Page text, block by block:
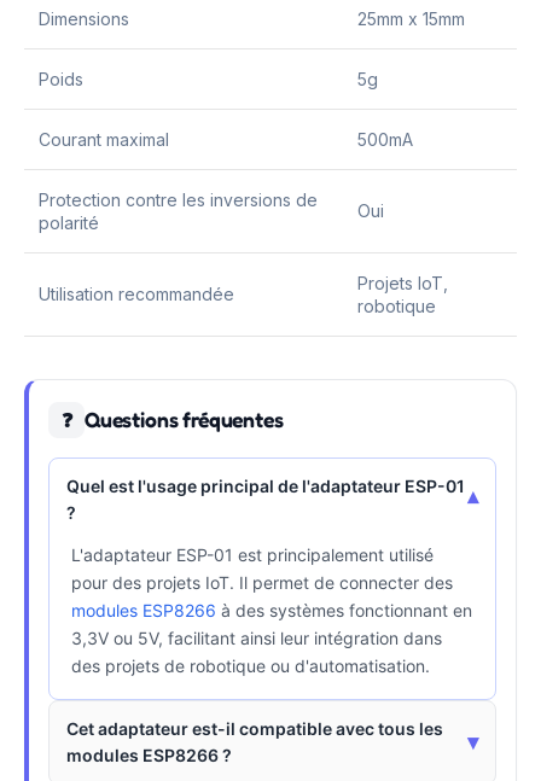
Dimensions 25mm x 15mm
Poids 5g
Courant maximal 500mA
Protection contre les inversions de
polarité
Oui
Utilisation recommandée
Projets IoT,
robotique
❓ Questions fréquentes
Quel est l'usage principal de l'adaptateur ESP-01
?
▾
L'adaptateur ESP-01 est principalement utilisé
pour des projets IoT. Il permet de connecter des
modules ESP8266 à des systèmes fonctionnant en
3,3V ou 5V, facilitant ainsi leur intégration dans
des projets de robotique ou d'automatisation.
Cet adaptateur est-il compatible avec tous les
modules ESP8266 ?
▾